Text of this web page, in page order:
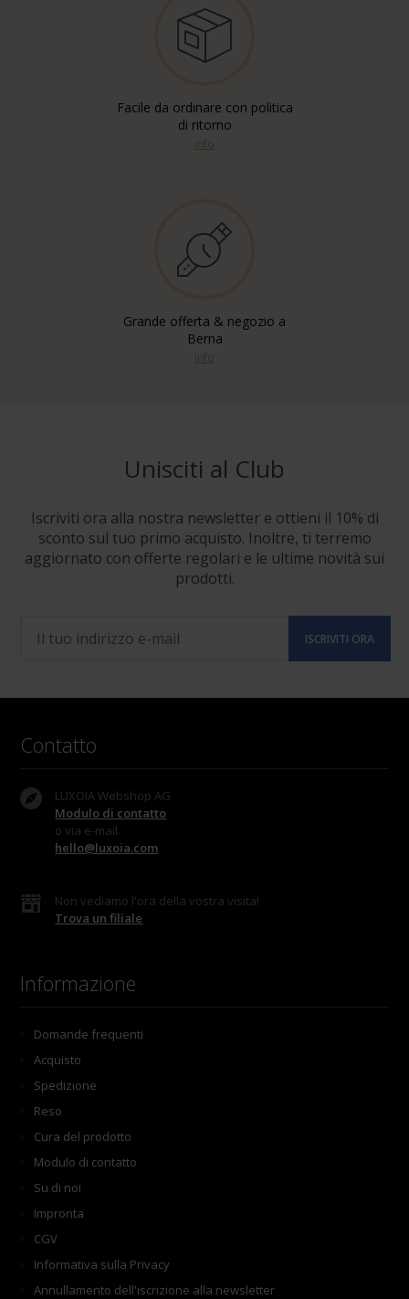
Facile da ordinare con politica
di ritorno
Grande offerta & negozio a
Berna
Unisciti al Club
Iscriviti ora alla nostra newsletter e ottieni il 10% di
sconto sul tuo primo acquisto. Inoltre, ti terremo
aggiornato con offerte regolari e le ultime novità sui
prodotti.
Contatto
LUXOIA Webshop AG
Modulo di contatto
o via e-mail
hello@luxoia.com
Non vediamo l'ora della vostra visita!
Trova un filiale
Informazione
Domande frequenti
Acquisto
Spedizione
Reso
Cura del prodotto
Modulo di contatto
Su di noi
Impronta
CGV
Informativa sulla Privacy
Annullamento dell'iscrizione alla newsletter